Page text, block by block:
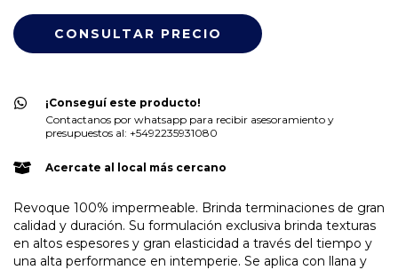
¡Conseguí este producto!
Contactanos por whatsapp para recibir asesoramiento y
presupuestos al: +5492235931080
Acercate al local más cercano
Revoque 100% impermeable. Brinda terminaciones de gran
calidad y duración. Su formulación exclusiva brinda texturas
en altos espesores y gran elasticidad a través del tiempo y
una alta performance en intemperie. Se aplica con llana y